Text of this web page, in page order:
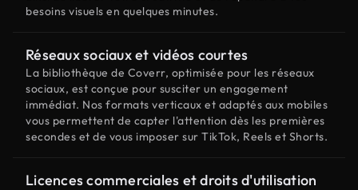
besoins visuels en quelques minutes.
Réseaux sociaux et vidéos courtes
La bibliothèque de Coverr, optimisée pour les réseaux
sociaux, est conçue pour susciter un engagement
immédiat. Nos formats verticaux et adaptés aux mobiles
vous permettent de capter l'attention dès les premières
secondes et de vous imposer sur TikTok, Reels et Shorts.
Licences commerciales et droits d'utilisation